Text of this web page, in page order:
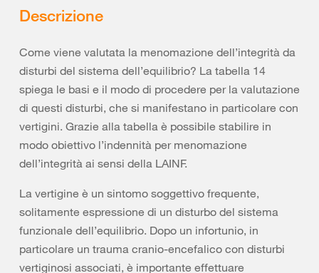
Descrizione
Come viene valutata la menomazione dell’integrità da
disturbi del sistema dell’equilibrio? La tabella 14
spiega le basi e il modo di procedere per la valutazione
di questi disturbi, che si manifestano in particolare con
vertigini. Grazie alla tabella è possibile stabilire in
modo obiettivo l’indennità per menomazione
dell’integrità ai sensi della LAINF.
La vertigine è un sintomo soggettivo frequente,
solitamente espressione di un disturbo del sistema
funzionale dell’equilibrio. Dopo un infortunio, in
particolare un trauma cranio-encefalico con disturbi
vertiginosi associati, è importante effettuare